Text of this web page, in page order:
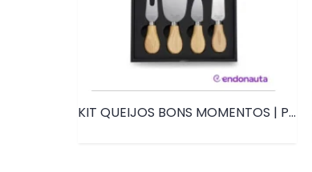
KIT QUEIJOS BONS MOMENTOS | PRD184B